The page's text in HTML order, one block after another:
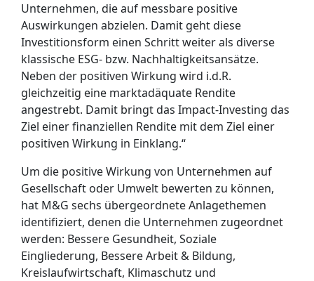
Unternehmen, die auf messbare positive
Auswirkungen abzielen. Damit geht diese
Investitionsform einen Schritt weiter als diverse
klassische ESG- bzw. Nachhaltigkeitsansätze.
Neben der positiven Wirkung wird i.d.R.
gleichzeitig eine marktadäquate Rendite
angestrebt. Damit bringt das Impact-Investing das
Ziel einer finanziellen Rendite mit dem Ziel einer
positiven Wirkung in Einklang.“
Um die positive Wirkung von Unternehmen auf
Gesellschaft oder Umwelt bewerten zu können,
hat M&G sechs übergeordnete Anlagethemen
identifiziert, denen die Unternehmen zugeordnet
werden: Bessere Gesundheit, Soziale
Eingliederung, Bessere Arbeit & Bildung,
Kreislaufwirtschaft, Klimaschutz und